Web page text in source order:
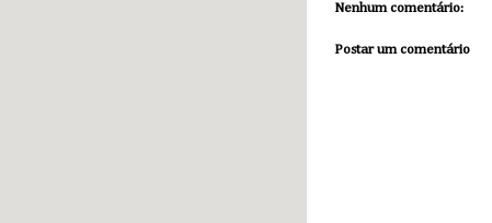
Nenhum comentário:
Postar um comentário